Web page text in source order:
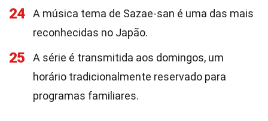
24
A música tema de Sazae-san é uma das mais
reconhecidas no Japão.
25
A série é transmitida aos domingos, um
horário tradicionalmente reservado para
programas familiares.